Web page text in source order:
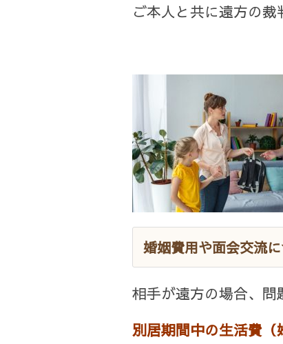
ご本人と共に遠方の裁
婚姻費用や面会交流
相手が遠方の場合、問
別居期間中の生活費